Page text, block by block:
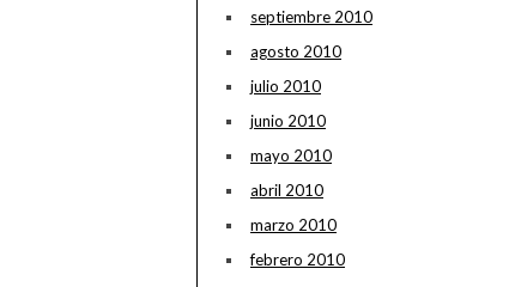
septiembre 2010
agosto 2010
julio 2010
junio 2010
mayo 2010
abril 2010
marzo 2010
febrero 2010